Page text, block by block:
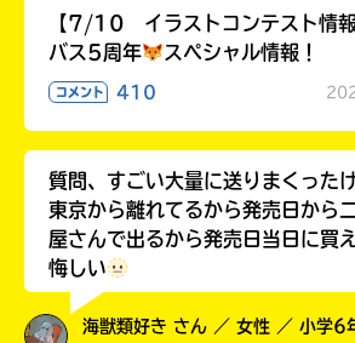
【7/10 イラストコンテスト情
バス5周年
スペシャル情報！
コメント 410
質問、すごい大量に送りまくった
東京から離れてるから発売日から
屋さんで出るから発売日当日に買
悔しい
海獣類好き さん ／ 女性 ／ 小学6